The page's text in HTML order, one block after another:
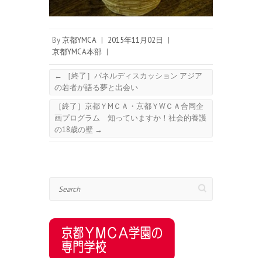
By京都YMCA | 2015年11月02日
|
京都YMCA本部 |
←
［終了］パネルディスカッション アジア
の若者が語る夢と出会い
［終了］京都ＹMＣＡ・京都ＹWＣＡ合同企
画プログラム 知っていますか！社会的養護
の18歳の壁 →